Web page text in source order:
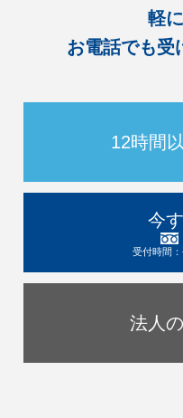
軽
お電話でも受
12時間
今
受付時間
法人